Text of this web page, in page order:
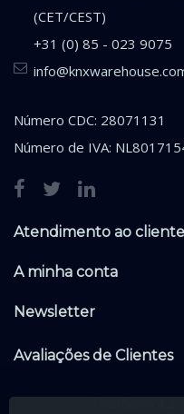
(CET/CEST)
+31 (0) 85 - 023 9075
Número CDC: 28071131
Número de IVA:
Atendimento ao cliente
A minha conta
Newsletter
Avaliações de Clientes